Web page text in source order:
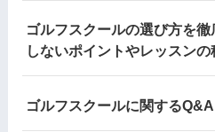
ゴルフスクールの選び方を
しないポイントやレッスンの
ゴルフスクールに関するQ&A